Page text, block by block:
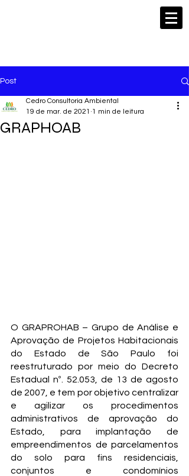
Post
GRAPHOAB
Cedro Consultoria Ambiental
19 de mar. de 2021 1 min de leitura
O GRAPROHAB – Grupo de Análise e
Aprovação de Projetos Habitacionais
do Estado de São Paulo foi
reestruturado por meio do Decreto
Estadual nº. 52.053, de 13 de agosto
de 2007, e tem por objetivo centralizar
e agilizar os procedimentos
administrativos de aprovação do
Estado, para implantação de
empreendimentos de parcelamentos
do solo para fins residenciais,
conjuntos e condomínios